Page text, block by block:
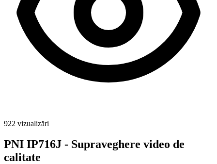
922 vizualizări
PNI IP716J - Supraveghere video de
calitate